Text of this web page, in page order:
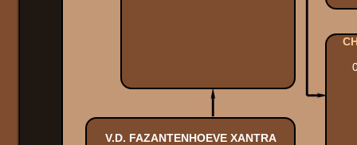
V.D. FAZANTENHOEVE XANTRA